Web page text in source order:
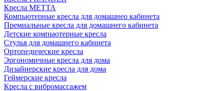
Кресла METTA
Компьютерные кресла для домашнео кабинета
Премиальные кресла для домашнего кабинета
Детские компьютерные кресла
Стулья для домашнего кабинета
Ортопедические кресла
Эргономичные кресла для дома
Дизайнерские кресла для дома
Геймерские кресла
Кресла с вибромассажем